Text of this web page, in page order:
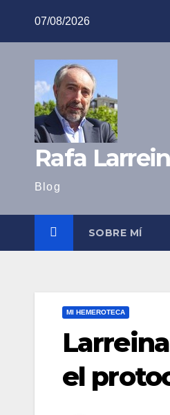
07/08/2026
Rafa
Blog
SOBRE MÍ
MI HEMEROTECA
el